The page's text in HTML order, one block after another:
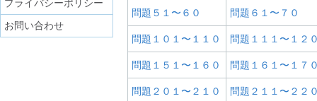
問題５１〜６０ 問題６１〜７０
問題１０１〜１１０ 問題１１１〜１２
問題１５１〜１６０ 問題１６１〜１７
問題２０１〜２１０ 問題２１１〜２２
プライバシーポリシー
お問い合わせ